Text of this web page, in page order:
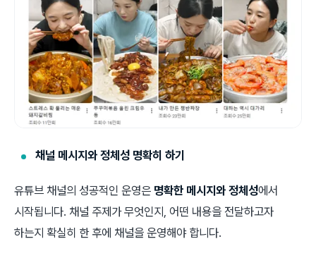
채널 메시지와 정체성 명확히 하기
유튜브 채널의 성공적인 운영은 명확한 메시지와 정체성에서
시작됩니다. 채널 주제가 무엇인지, 어떤 내용을 전달하고자
하는지 확실히 한 후에 채널을 운영해야 합니다.